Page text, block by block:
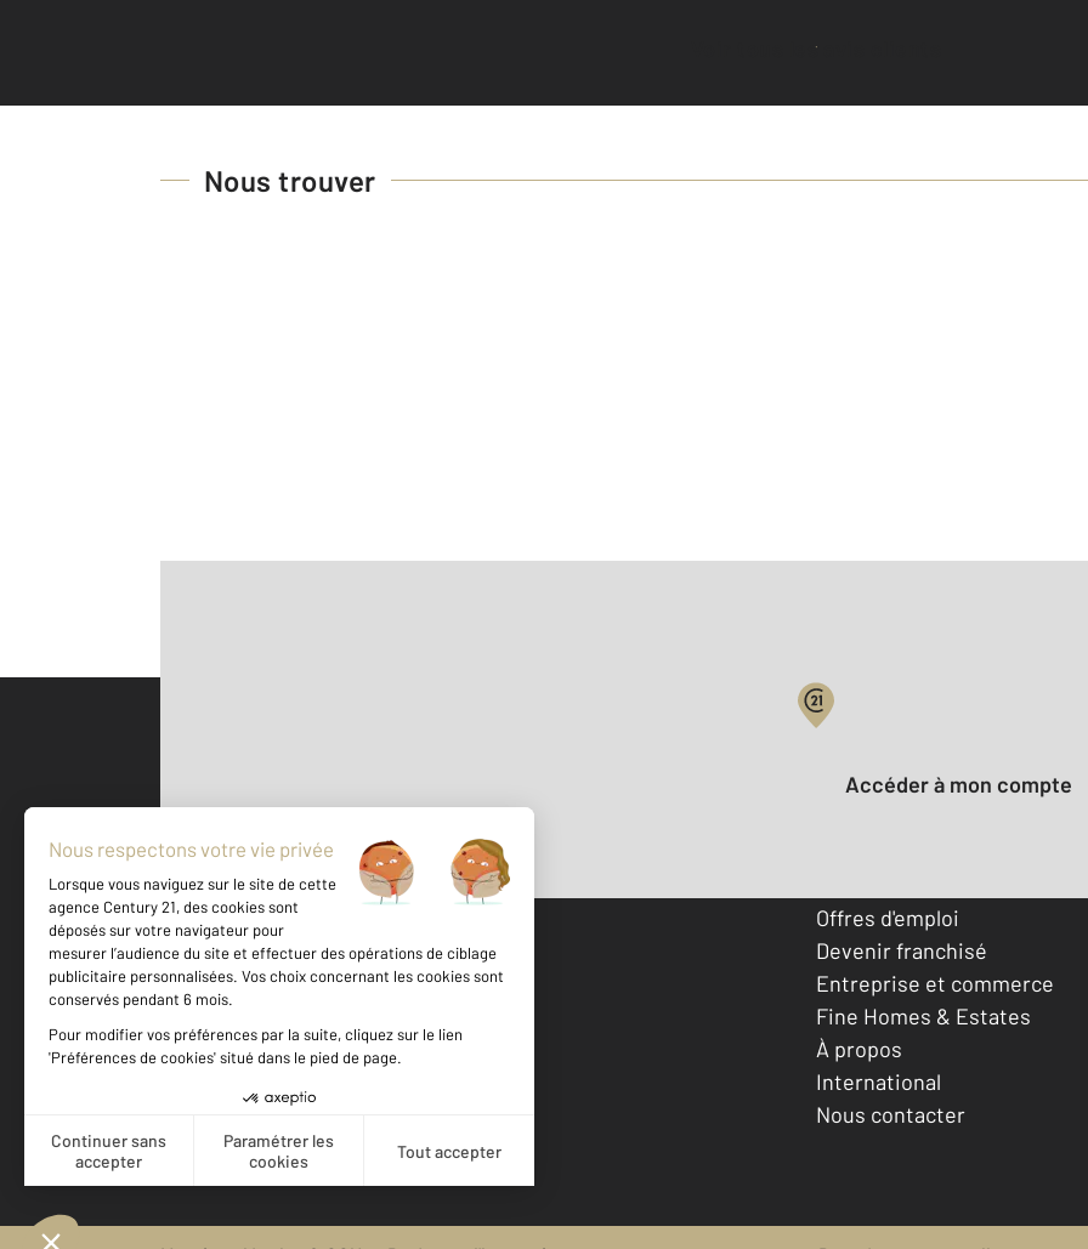
Voir tous les avis clients
Nous trouver
500 m ©Mappy
Votre compte :
Accéder à mon compte
Votre agence est notée
Achat
Location
Offres d'emploi
Devenir franchisé
Entreprise et commerce
Fine Homes & Estates
À propos
International
Nous contacter